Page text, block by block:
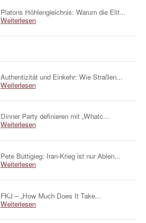
Platons Höhlengleichnis: Warum die Elit...
Weiterlesen
Authentizität und Einkehr: Wie Straßen...
Weiterlesen
Dinner Party definieren mit „Whatc...
Weiterlesen
Pete Buttigieg: Iran-Krieg ist nur Ablen...
Weiterlesen
FKJ – „How Much Does It Take...
Weiterlesen